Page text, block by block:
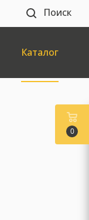
Поиск
Каталог
0